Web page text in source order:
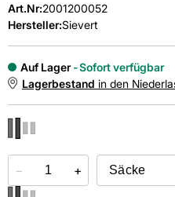
Art.Nr:2001200052
Hersteller:Sievert
Auf Lager
Sofort verfügbar
Lagerbestand in den
Online kaufen &kostenlos
− +